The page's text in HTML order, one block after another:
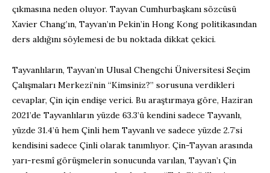
çıkmasına neden oluyor. Tayvan Cumhurbaşkanı sözcüsü
Xavier Chang’ın, Tayvan’ın Pekin’in Hong Kong politikasından
ders aldığını söylemesi de bu noktada dikkat çekici.
Tayvanlıların, Tayvan’ın Ulusal Chengchi Üniversitesi Seçim
Çalışmaları Merkezi’nin “Kimsiniz?” sorusuna verdikleri
cevaplar, Çin için endişe verici. Bu araştırmaya göre, Haziran
2021’de Tayvanlıların yüzde 63.3’ü kendini sadece Tayvanlı,
yüzde 31.4’ü hem Çinli hem Tayvanlı ve sadece yüzde 2.7’si
kendisini sadece Çinli olarak tanımlıyor. Çin-Tayvan arasında
yarı-resmî görüşmelerin sonucunda varılan, Tayvan’ı Çin